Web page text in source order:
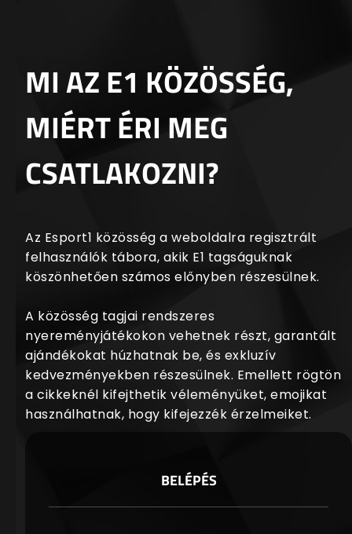
MI AZ E1 KÖZÖSSÉG,
MIÉRT ÉRI MEG
CSATLAKOZNI?
Az Esport1 közösség a weboldalra regisztrált
felhasználók tábora, akik E1 tagságuknak
köszönhetően számos előnyben részesülnek.
A közösség tagjai rendszeres
nyereményjátékokon vehetnek részt, garantált
ajándékokat húzhatnak be, és exkluzív
kedvezményekben részesülnek. Emellett rögtön
a cikkeknél kifejthetik véleményüket, emojikat
használhatnak, hogy kifejezzék érzelmeiket.
BELÉPÉS